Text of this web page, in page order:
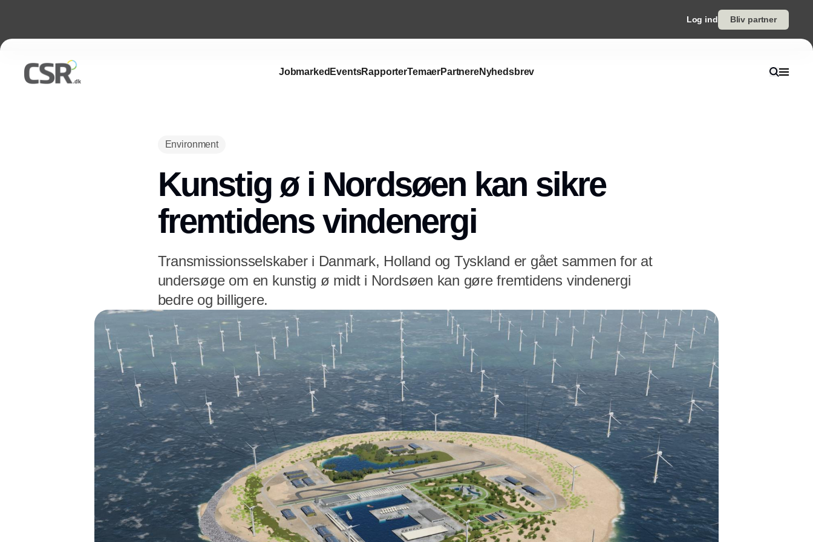
Log ind Bliv partner
Jobmarked EventsRapporterTemaerPartnereNyhedsbrev
Environment
Kunstig ø i Nordsøen kan sikre
fremtidens vindenergi
Transmissionsselskaber i Danmark, Holland og Tyskland er gået sammen for at
undersøge om en kunstig ø midt i Nordsøen kan gøre fremtidens vindenergi
bedre og billigere.